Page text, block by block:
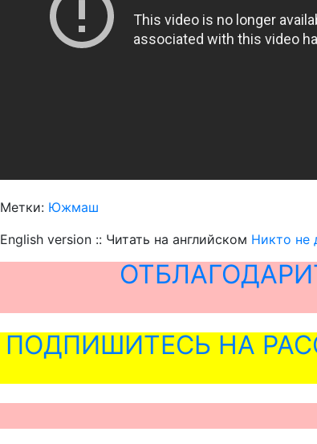
Метки: Южмаш
English version :: Читать на английском Никто не
ПОДПИШИТЕСЬ НА